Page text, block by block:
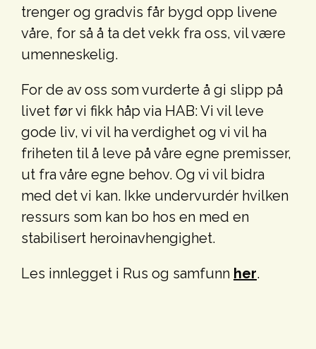
trenger og gradvis får bygd opp livene
våre, for så å ta det vekk fra oss, vil være
umenneskelig.
For de av oss som vurderte å gi slipp på
livet før vi fikk håp via HAB: Vi vil leve
gode liv, vi vil ha verdighet og vi vil ha
friheten til å leve på våre egne premisser,
ut fra våre egne behov. Og vi vil bidra
med det vi kan. Ikke undervurdér hvilken
ressurs som kan bo hos en med en
stabilisert heroinavhengighet.
Les innlegget i Rus og samfunn her.